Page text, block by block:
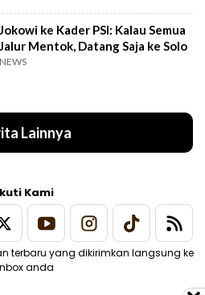
Jokowi ke Kader PSI: Kalau Semua
Jalur Mentok, Datang Saja ke Solo
NEWS
Lainnya
Kami
terbaru yang dikirimkan langsung ke
anda